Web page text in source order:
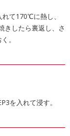
て170℃に熱し、
きしたら裏返し、さ
。
を入れて浸す。